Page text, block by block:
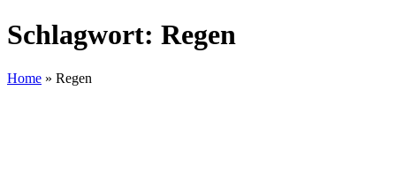
Schlagwort: Regen
Home » Regen